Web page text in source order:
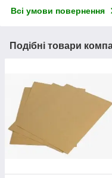
Всі умови повернення
Подібні товари